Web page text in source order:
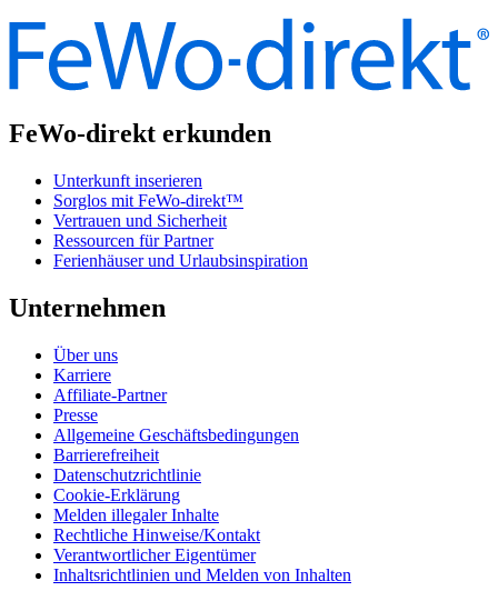
FeWo-direkt erkunden
Unterkunft inserieren
Sorglos mit FeWo-direkt™
Vertrauen und Sicherheit
Ressourcen für Partner
Ferienhäuser und Urlaubsinspiration
Unternehmen
Über uns
Karriere
Affiliate-Partner
Presse
Allgemeine Geschäftsbedingungen
Barrierefreiheit
Datenschutzrichtlinie
Cookie-Erklärung
Melden illegaler Inhalte
Rechtliche Hinweise/Kontakt
Verantwortlicher Eigentümer
Inhaltsrichtlinien und Melden von Inhalten